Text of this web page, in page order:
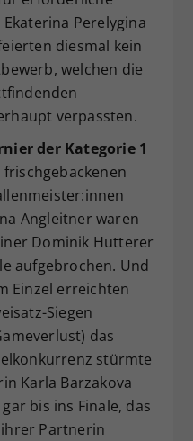
Perelygina
diesmal kein
welchen die
verpassten.
der Kategorie 1
frischgebackenen
Angleitner waren
Dominik Hutterer
aufgebrochen. Und
Einzel erreichten
Siegen
das
stürmte
Karla Barzakova
bis ins Finale, das
Partnerin